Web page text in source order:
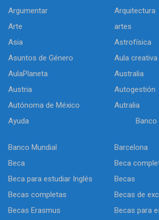
Argumentar
Arquitectura
Arte
artes
Asia
Astrofísica
Asuntos de Género
Aula creativa
AulaPlaneta
Australia
Austria
Autogestión
Autónoma de México
Autralia
Ayuda
Banco
Banco Mundial
Barcelona
Beca
Beca
Beca para estudiar Inglés
Becas
Becas completas
Becas de
Becas Erasmus
Becas para